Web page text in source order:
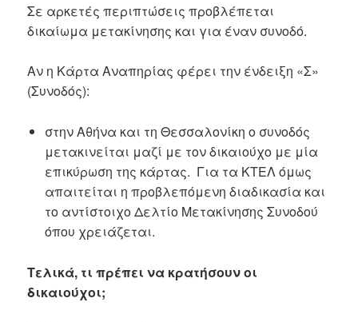
Σε αρκετές περιπτώσεις προβλέπεται
δικαίωμα μετακίνησης και για έναν συνοδό.
Αν η Κάρτα Αναπηρίας φέρει την ένδειξη «Σ»
(Συνοδός):
στην Αθήνα και τη Θεσσαλονίκη ο συνοδός
μετακινείται μαζί με τον δικαιούχο με μία
επικύρωση της κάρτας. Για τα ΚΤΕΛ όμως
απαιτείται η προβλεπόμενη διαδικασία και
το αντίστοιχο Δελτίο Μετακίνησης Συνοδού
όπου χρειάζεται.
Τελικά, τι πρέπει να κρατήσουν οι
δικαιούχοι;